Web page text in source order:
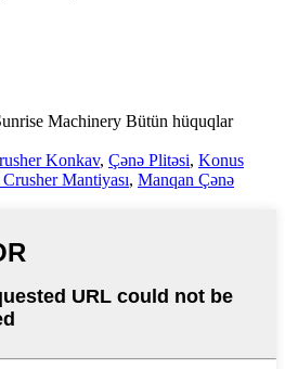
Machinery Bütün hüquqlar
Konkav, Çənə Plitəsi, Konus
Mantiyası, Manqan Çənə